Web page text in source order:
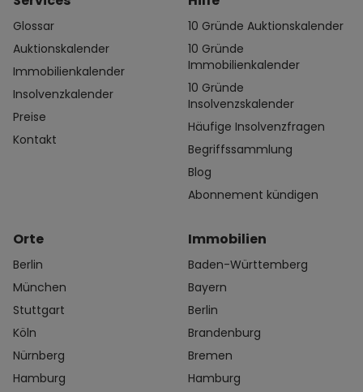
Glossar
Auktionskalender
Immobilienkalender
Insolvenzkalender
Preise
Kontakt
10 Gründe Auktionskalender
10 Gründe
Immobilienkalender
10 Gründe
Insolvenzskalender
Häufige Insolvenzfragen
Begriffssammlung
Blog
Abonnement kündigen
Orte
Berlin
München
Stuttgart
Köln
Nürnberg
Hamburg
Immobilien
Baden-Württemberg
Bayern
Berlin
Brandenburg
Bremen
Hamburg